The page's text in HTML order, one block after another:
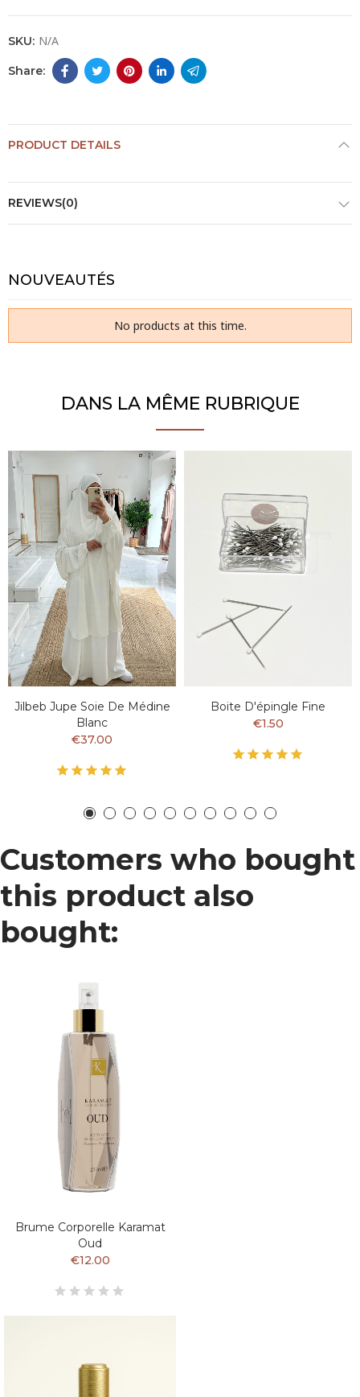
SKU: N/A
PRODUCT DETAILS
REVIEWS(0)
NOUVEAUTÉS
No products at this time.
DANS LA MÊME RUBRIQUE
Jilbeb Jupe Soie De Médine
Blanc
€37.00
Boite D'épingle Fine
€1.50
Customers who bought
this product also
bought:
Brume Corporelle Karamat
Oud
€12.00